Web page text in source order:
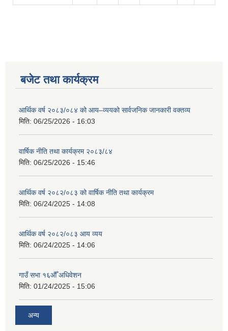
बजेट तथा कार्यक्रम
आर्थिक वर्ष २०८३/०८४ को आय–व्ययको सार्वजनिक जानकारी वक्तव्य
मिति: 06/25/2026 - 16:03
वार्षिक नीति तथा कार्यक्रम २०८३/८४
मिति: 06/25/2026 - 15:46
आर्थिक वर्ष २०८२/०८३ को वार्षिक नीति तथा कार्यक्रम
मिति: 06/24/2025 - 14:08
आर्थिक वर्ष २०८२/०८३ आय व्यय
मिति: 06/24/2025 - 14:06
गाउँ सभा १६औँ अधिवेशन
मिति: 01/24/2025 - 15:06
अन्य